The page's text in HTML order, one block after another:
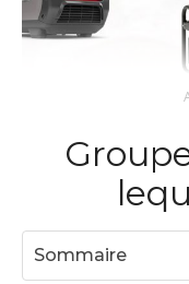
Sommaire